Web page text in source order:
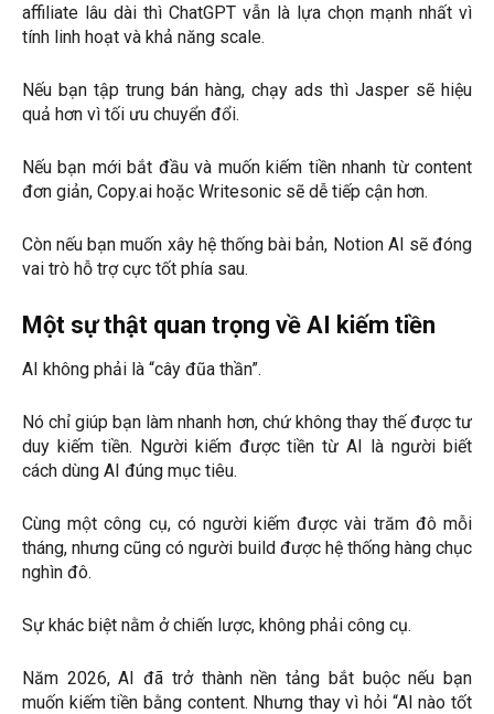
affiliate lâu dài thì ChatGPT vẫn là lựa chọn mạnh nhất vì
tính linh hoạt và khả năng scale.
Nếu bạn tập trung bán hàng, chạy ads thì Jasper sẽ hiệu
quả hơn vì tối ưu chuyển đổi.
Nếu bạn mới bắt đầu và muốn kiếm tiền nhanh từ content
đơn giản, Copy.ai hoặc Writesonic sẽ dễ tiếp cận hơn.
Còn nếu bạn muốn xây hệ thống bài bản, Notion AI sẽ đóng
vai trò hỗ trợ cực tốt phía sau.
Một sự thật quan trọng về AI kiếm tiền
AI không phải là “cây đũa thần”.
Nó chỉ giúp bạn làm nhanh hơn, chứ không thay thế được tư
duy kiếm tiền. Người kiếm được tiền từ AI là người biết
cách dùng AI đúng mục tiêu.
Cùng một công cụ, có người kiếm được vài trăm đô mỗi
tháng, nhưng cũng có người build được hệ thống hàng chục
nghìn đô.
Sự khác biệt nằm ở chiến lược, không phải công cụ.
Năm 2026, AI đã trở thành nền tảng bắt buộc nếu bạn
muốn kiếm tiền bằng content. Nhưng thay vì hỏi “AI nào tốt